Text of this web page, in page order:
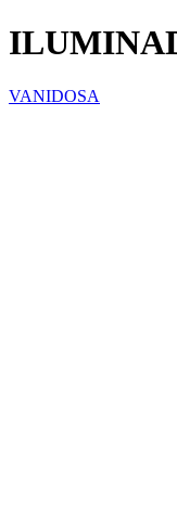
VANIDOSA